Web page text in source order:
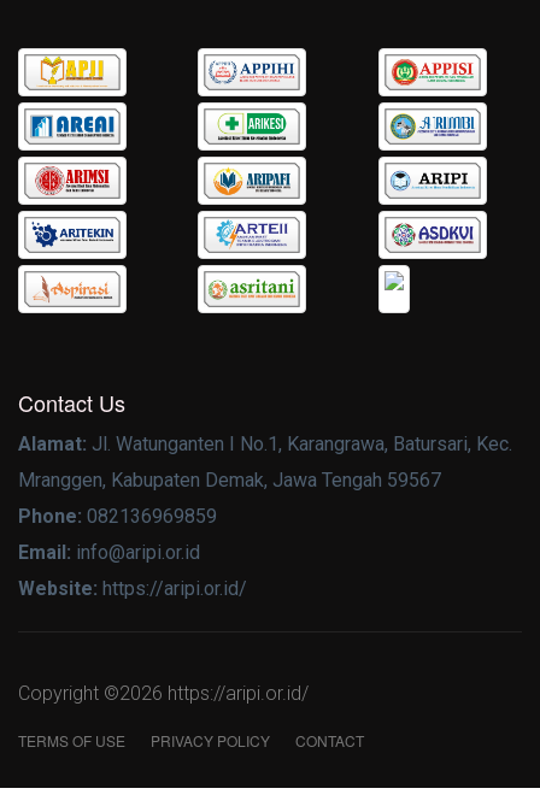
Contact Us
Alamat: Jl. Watunganten I No.1, Karangrawa, Batursari, Kec.
Mranggen, Kabupaten Demak, Jawa Tengah 59567
Phone: 082136969859
Email: info@aripi.or.id
Website: https://aripi.or.id/
Copyright ©2026 https://aripi.or.id/
TERMS OF USE PRIVACY POLICY CONTACT